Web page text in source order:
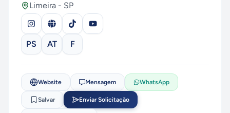
Limeira - SP
PS AT F
Website Mensagem WhatsApp
Salvar Enviar Solicitação